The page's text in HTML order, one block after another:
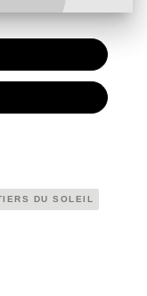
DU SOLEIL